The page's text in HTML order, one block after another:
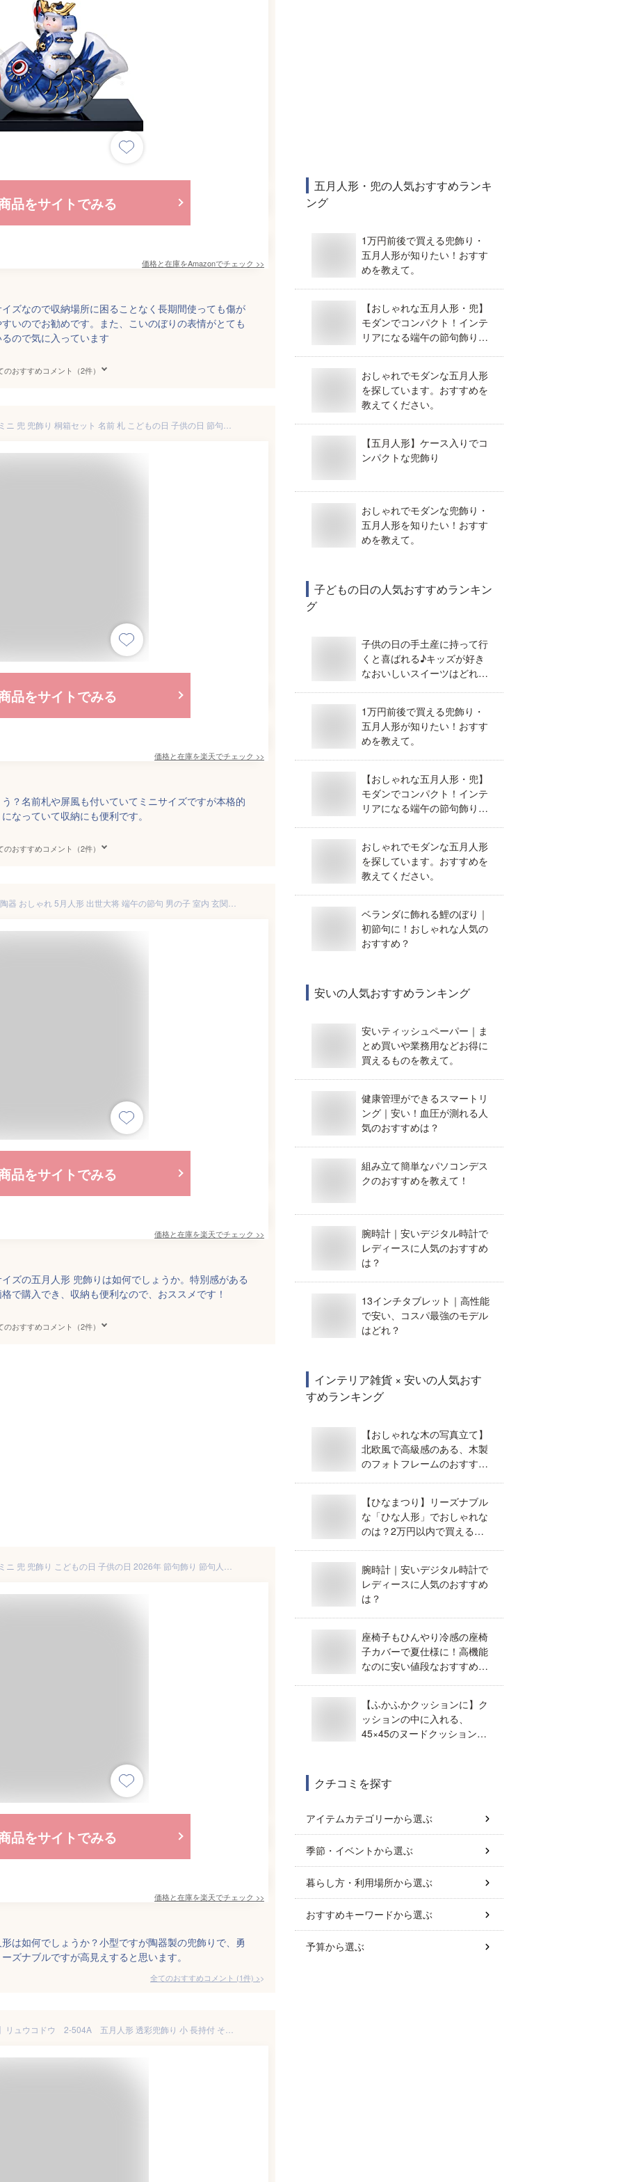
品をサイトでみる
価格と在庫をAmazonでチェック >>
ズなので収納場所に困ることなく長期間使っても傷が
いのでお勧めです。また、こいのぼりの表情がとても
ので気に入っています
のおすすめコメント（2件）
品をサイトでみる
価格と在庫を楽天でチェック >>
？名前札や屏風も付いていてミニサイズですが本格的
なっていて収納にも便利です。
のおすすめコメント（2件）
品をサイトでみる
価格と在庫を楽天でチェック >>
ズの五月人形 兜飾りは如何でしょうか。特別感がある
で購入でき、収納も便利なので、おススメです！
のおすすめコメント（2件）
品をサイトでみる
価格と在庫を楽天でチェック >>
は如何でしょうか？小型ですが陶器製の兜飾りで、勇
ズナブルですが高見えすると思います。
全てのおすすめコメント (1件) >
五月人形・兜の人気おすすめランキ
ング
1万円前後で買える兜飾り・
五月人形が知りたい！おすす
めを教えて。
【おしゃれな五月人形・兜】
モダンでコンパクト！インテ
リアになる端午の節句飾りを
おしゃれでモダンな五月人形
を探しています。おすすめを
教えてください。
【五月人形】ケース入りでコ
ンパクトな兜飾り
おしゃれでモダンな兜飾り・
五月人形を知りたい！おすす
めを教えて。
子どもの日の人気おすすめランキン
グ
子供の日の手土産に持って行
くと喜ばれる♪キッズが好き
なおいしいスイーツはどれで
1万円前後で買える兜飾り・
五月人形が知りたい！おすす
めを教えて。
【おしゃれな五月人形・兜】
モダンでコンパクト！インテ
リアになる端午の節句飾りを
おしゃれでモダンな五月人形
を探しています。おすすめを
教えてください。
ベランダに飾れる鯉のぼり｜
初節句に！おしゃれな人気の
おすすめ？
安いの人気おすすめランキング
安いティッシュペーパー｜ま
とめ買いや業務用などお得に
買えるものを教えて。
健康管理ができるスマートリ
ング｜安い！血圧が測れる人
気のおすすめは？
組み立て簡単なパソコンデス
クのおすすめを教えて！
腕時計｜安いデジタル時計で
レディースに人気のおすすめ
は？
13インチタブレット｜高性能
で安い、コスパ最強のモデル
はどれ？
インテリア雑貨 × 安いの人気おす
すめランキング
【おしゃれな木の写真立て】
北欧風で高級感のある、木製
のフォトフレームのおすすめ
【ひなまつり】リーズナブル
な「ひな人形」でおしゃれな
のは？2万円以内で買えるお
腕時計｜安いデジタル時計で
レディースに人気のおすすめ
は？
座椅子もひんやり冷感の座椅
子カバーで夏仕様に！高機能
なのに安い値段なおすすめは
【ふかふかクッションに】ク
ッションの中に入れる、
45×45のヌードクッション
クチコミを探す
アイテムカテゴリーから選ぶ
季節・イベントから選ぶ
暮らし方・利用場所から選ぶ
おすすめキーワードから選ぶ
予算から選ぶ